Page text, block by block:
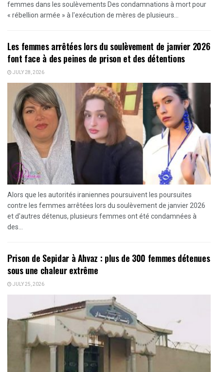
femmes dans les soulèvements Des condamnations à mort pour
« rébellion armée » à l'exécution de mères de plusieurs...
Les femmes arrêtées lors du soulèvement de janvier 2026
font face à des peines de prison et des détentions
JULY 28, 2026
Alors que les autorités iraniennes poursuivent les poursuites
contre les femmes arrêtées lors du soulèvement de janvier 2026
et d'autres détenus, plusieurs femmes ont été condamnées à
des...
Prison de Sepidar à Ahvaz : plus de 300 femmes détenues
sous une chaleur extrême
JULY 25, 2026